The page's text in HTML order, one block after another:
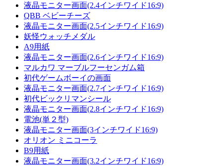
液晶モニター画面(2.4インチワイド16:9)
QBB ベビーチーズ
液晶モニター画面(2.5インチワイド16:9)
妖怪ウォッチメダル
A9用紙
液晶モニター画面(2.6インチワイド16:9)
マルカワ マーブルフーセンガム箱
初代ゲームボーイの画面
液晶モニター画面(2.7インチワイド16:9)
初代ビックリマンシール
液晶モニター画面(2.8インチワイド16:9)
電池(単２型)
液晶モニター画面(3インチワイド16:9)
オリオン ミニコーラ
B9用紙
液晶モニター画面(3.2インチワイド16:9)